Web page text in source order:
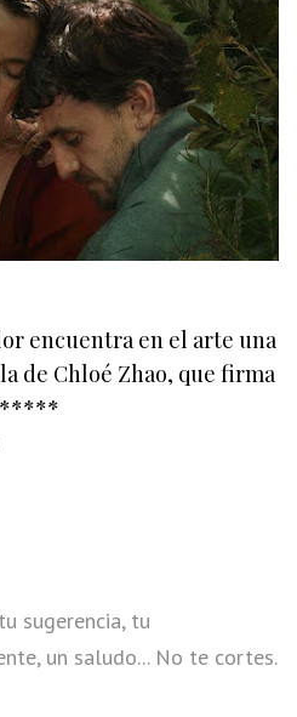
encuentra en el arte una
de Chloé Zhao, que firma
*****
sugerencia, tu
un saludo... No te cortes.